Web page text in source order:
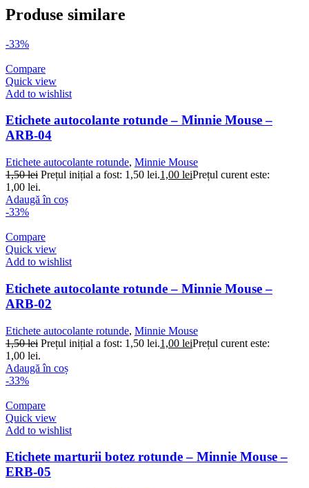
Produse similare
-33%
Compare
Quick view
Add to wishlist
Etichete autocolante rotunde – Minnie Mouse –
ARB-04
Etichete autocolante rotunde, Minnie Mouse
1,50lei Prețul inițial a fost: 1,50 lei.1,00 leiPrețul curent este:
1,00 lei.
Adaugă în coș
-33%
Compare
Quick view
Add to wishlist
Etichete autocolante rotunde – Minnie Mouse –
ARB-02
Etichete autocolante rotunde, Minnie Mouse
1,50lei Prețul inițial a fost: 1,50 lei.1,00 leiPrețul curent este:
1,00 lei.
Adaugă în coș
-33%
Compare
Quick view
Add to wishlist
Etichete marturii botez rotunde – Minnie Mouse –
ERB-05